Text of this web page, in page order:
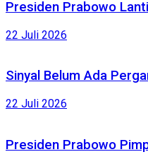
Presiden Prabowo
22 Juli 2026
Sinyal Belum Ada
22 Juli 2026
Presiden Prabowo